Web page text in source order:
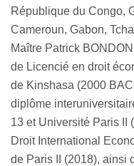
République du Congo,
Cameroun, Gabon,
Maître Patrick
de Licencié en droit
de Kinshasa (2000
diplôme
13 et Université Paris II
Droit International
de Paris II (2018), ainsi